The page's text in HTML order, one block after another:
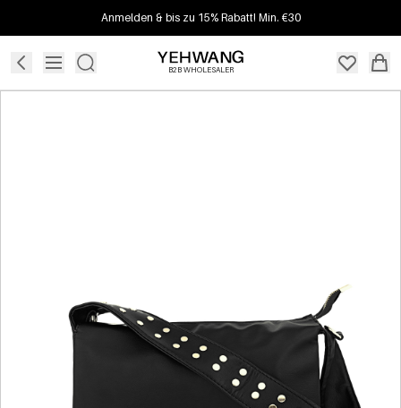
Anmelden & bis zu 15% Rabatt! Min. €30
B2B WHOLESALER